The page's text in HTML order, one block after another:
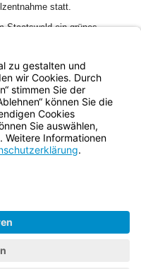
statt.
Staatswald ein grünes
des Staatswaldes
mit besonderer
(Naturwaldflächen).